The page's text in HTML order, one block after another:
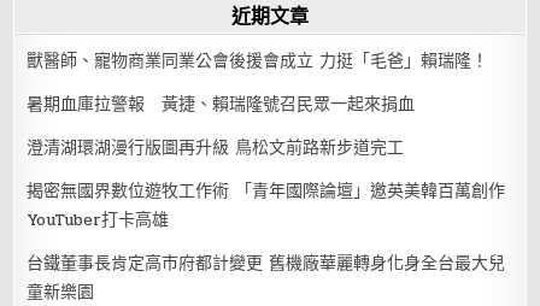
近期文章
獸醫師、寵物商業同業公會後援會成立 力挺「毛爸」賴瑞隆！
暑期血庫拉警報 黃捷、賴瑞隆號召民眾一起來捐血
澄清湖環湖漫行版圖再升級 鳥松文前路新步道完工
揭密無國界數位遊牧工作術 「青年國際論壇」邀英美韓百萬創作
YouTuber打卡高雄
台鐵董事長肯定高市府都計變更 舊機廠華麗轉身化身全台最大兒
童新樂園